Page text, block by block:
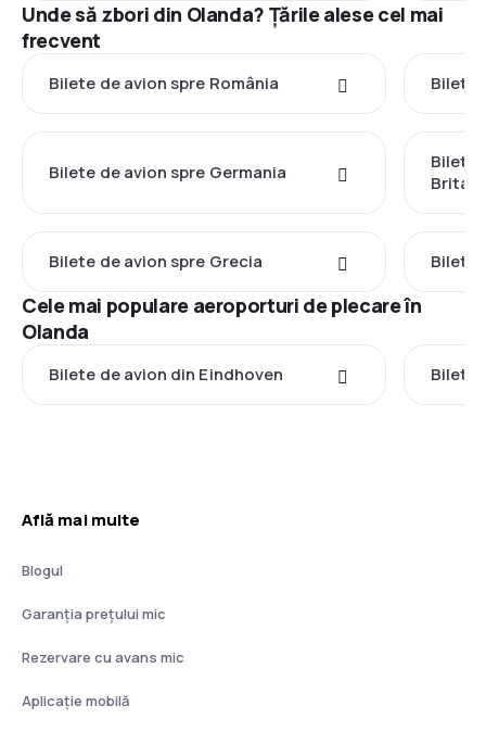
Unde să zbori din Olanda? Țările alese cel mai
frecvent
Bilete de avion spre România Bilete
Bilete de avion spre Germania
Bilete
Bilete de avion spre Grecia Bilete
Cele mai populare aeroporturi de plecare în
Olanda
Bilete de avion din Eindhoven Bilete
Află mai multe
Blogul
Garanția prețului mic
Rezervare cu avans mic
Aplicație mobilă